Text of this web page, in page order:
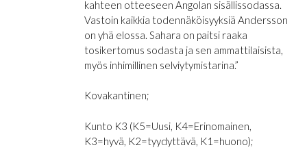
kahteen otteeseen Angolan sisällissodassa.
Vastoin kaikkia todennäköisyyksiä Andersson
on yhä elossa. Sahara on paitsi raaka
tosikertomus sodasta ja sen ammattilaisista,
myös inhimillinen selviytymistarina.”
Kovakantinen;
Kunto K3 (K5=Uusi, K4=Erinomainen,
K3=hyvä, K2=tyydyttävä, K1=huono);